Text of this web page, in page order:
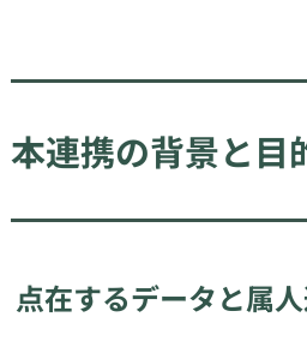
本連携の背景と目
点在するデータと属